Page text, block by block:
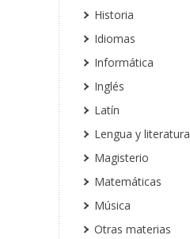
Historia
Idiomas
Informática
Inglés
Latín
Lengua y literatura
Magisterio
Matemáticas
Música
Otras materias